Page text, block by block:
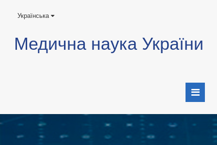
Українська
Медична наука України